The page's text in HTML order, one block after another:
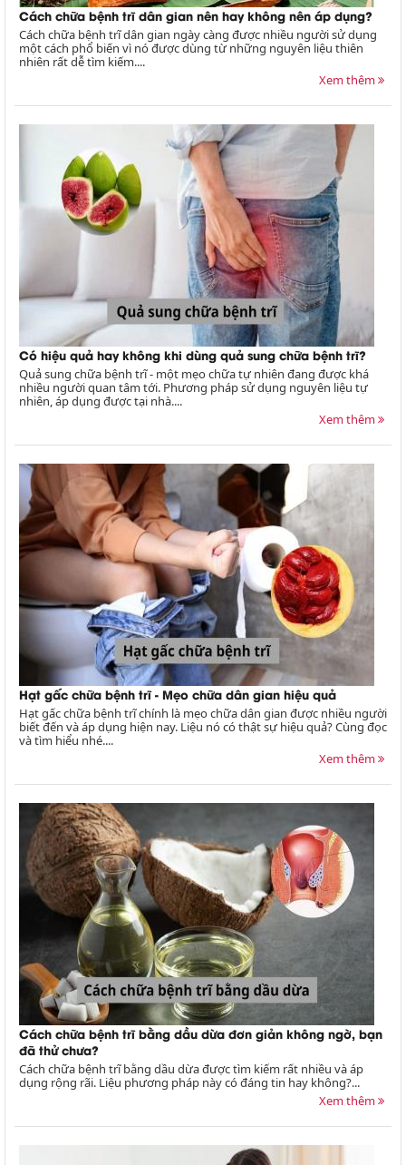
Cách chữa bệnh trĩ dân gian nên hay không nên áp dụng?
Cách chữa bệnh trĩ dân gian ngày càng được nhiều người sử dụng
một cách phổ biến vì nó được dùng từ những nguyên liệu thiên
nhiên rất dễ tìm kiếm....
Xem thêm
Có hiệu quả hay không khi dùng quả sung chữa bệnh trĩ?
Quả sung chữa bệnh trĩ - một mẹo chữa tự nhiên đang được khá
nhiều người quan tâm tới. Phương pháp sử dụng nguyên liệu tự
nhiên, áp dụng được tại nhà....
Xem thêm
Hạt gấc chữa bệnh trĩ - Mẹo chữa dân gian hiệu quả
Hạt gấc chữa bệnh trĩ chính là mẹo chữa dân gian được nhiều người
biết đến và áp dụng hiện nay. Liệu nó có thật sự hiệu quả? Cùng đọc
và tìm hiểu nhé....
Xem thêm
Cách chữa bệnh trĩ bằng dầu dừa đơn giản không ngờ, bạn
đã thử chưa?
Cách chữa bệnh trĩ bằng dầu dừa được tìm kiếm rất nhiều và áp
dụng rộng rãi. Liệu phương pháp này có đáng tin hay không?...
Xem thêm